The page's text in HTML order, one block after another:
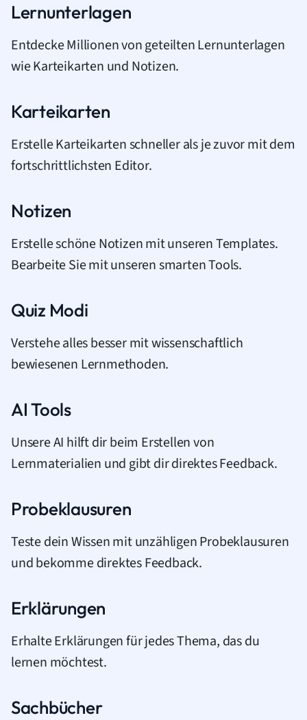
Lernunterlagen
Entdecke Millionen von geteilten Lernunterlagen
wie Karteikarten und Notizen.
Karteikarten
Erstelle Karteikarten schneller als je zuvor mit dem
fortschrittlichsten Editor.
Notizen
Erstelle schöne Notizen mit unseren Templates.
Bearbeite Sie mit unseren smarten Tools.
Quiz Modi
Verstehe alles besser mit wissenschaftlich
bewiesenen Lernmethoden.
AI Tools
Unsere AI hilft dir beim Erstellen von
Lernmaterialien und gibt dir direktes Feedback.
Probeklausuren
Teste dein Wissen mit unzähligen Probeklausuren
und bekomme direktes Feedback.
Erklärungen
Erhalte Erklärungen für jedes Thema, das du
lernen möchtest.
Sachbücher